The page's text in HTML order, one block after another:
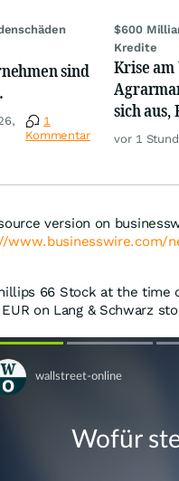
sind
1
Kommentar
$600
Kredite
Krise am
sich aus,
werden
vor 1
version on
www.businesswire.com/
66 Stock at the
EUR on Lang & Schwarz